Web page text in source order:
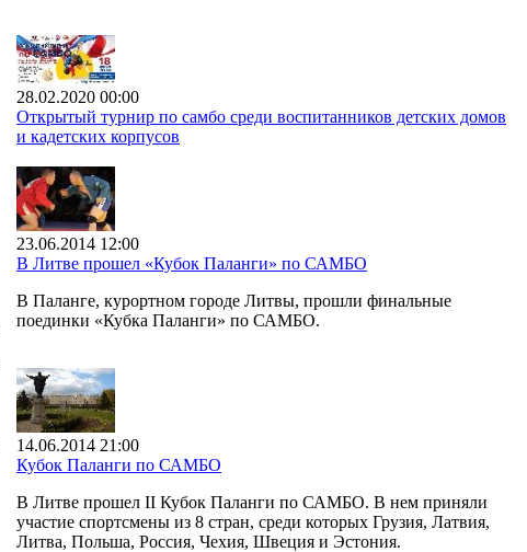
28.02.2020 00:00
Открытый турнир по самбо среди воспитанников детских домов
и кадетских корпусов
23.06.2014 12:00
В Литве прошел «Кубок Паланги» по САМБО
В Паланге, курортном городе Литвы, прошли финальные
поединки «Кубка Паланги» по САМБО.
14.06.2014 21:00
Кубок Паланги по САМБО
В Литве прошел II Кубок Паланги по САМБО. В нем приняли
участие спортсмены из 8 стран, среди которых Грузия, Латвия,
Литва, Польша, Россия, Чехия, Швеция и Эстония.